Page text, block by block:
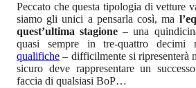
Peccato che questa tipologia di vetture
siamo gli unici a pensarla così, ma
quest’ultima stagione – una
quasi sempre in tre-quattro decimi
qualifiche – difficilmente si ripresenterà
sicuro deve rappresentare un
faccia di qualsiasi BoP…